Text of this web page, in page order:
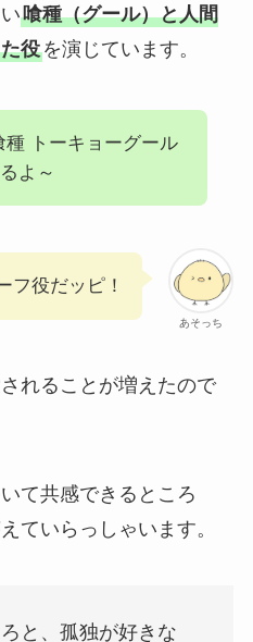
喰種（グール）と人間
役を演じています。
種 トーキョーグール
よ～
あそっち
フ役だッピ！
れることが増えたので
て共感できるところ
ていらっしゃいます。
と、孤独が好きな